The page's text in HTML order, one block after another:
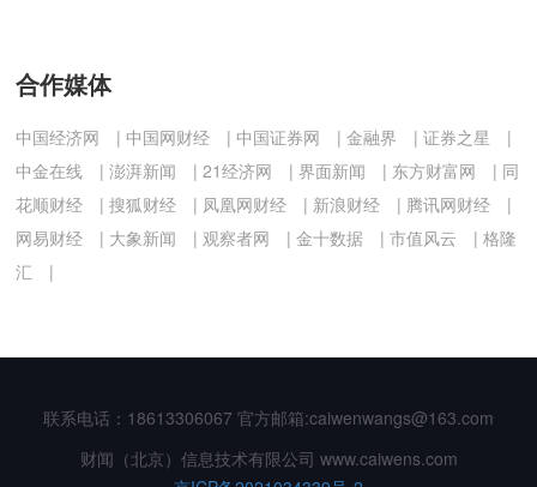
合作媒体
中国经济网 | 中国网财经 | 中国证券网 |金融界 |证券之星
|
中金在线
|澎湃新闻 |21经济网 |界面新闻 | 东方财富网 | 同
花顺财经
|搜狐财经 | 凤凰网财经 | 新浪财经 | 腾讯网财经
|
网易财经
| 大象新闻 | 观察者网 |金十数据 |市值风云 |格隆
汇
|
联系电话：18613306067 官方邮箱:caiwenwangs@163.com
财闻（北京）信息技术有限公司 www.caiwens.com